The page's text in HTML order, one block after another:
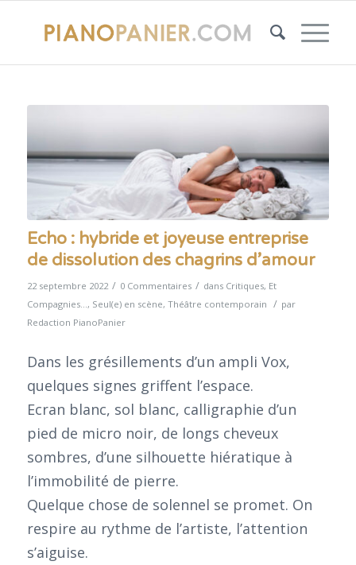
Echo : hybride et joyeuse entreprise
de dissolution des chagrins d’amour
22 septembre 2022 / 0 Commentaires / dans Critiques, Et
Compagnies... , Seul(e) en scène, Théâtre contemporain / par
Redaction PianoPanier
Dans les grésillements d’un ampli Vox,
quelques signes griffent l’espace.
Ecran blanc, sol blanc, calligraphie d’un
pied de micro noir, de longs cheveux
sombres, d’une silhouette hiératique à
l’immobilité de pierre.
Quelque chose de solennel se promet. On
respire au rythme de l’artiste, l’attention
s’aiguise.